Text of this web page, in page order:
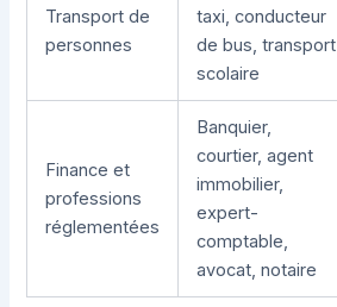
Transport de
personnes
taxi, conducteur
de bus, transport
scolaire
Finance et
professions
réglementées
Banquier,
courtier, agent
immobilier,
expert-
comptable,
avocat, notaire